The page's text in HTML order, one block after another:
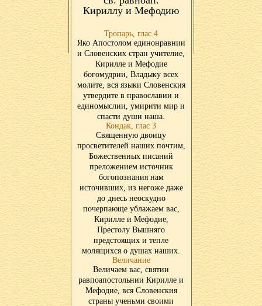
Кириллу и Мефодию
Тропарь, глас 4
Яко Апостолом единонравнии
и Словенских стран учителие,
Кирилле и Мефодие
богомудрии, Владыку всех
молите, вся языки Словенския
утвердите в православии и
единомыслии, умирити мир и
спасти души наша.
Кондак, глас 3
Священную двоицу
просветителей наших почтим,
Божественных писаний
преложением источник
богопознания нам
источивших, из негоже даже
до днесь неоскудно
почерпающе ублажаем вас,
Кирилле и Мефодие,
Престолу Вышняго
предстоящих и тепле
молящихся о душах наших.
Величание
Величаем вас, святии
равпоапостольнии Кирилле и
Мефодие, вся Словенския
страны ученьми своими